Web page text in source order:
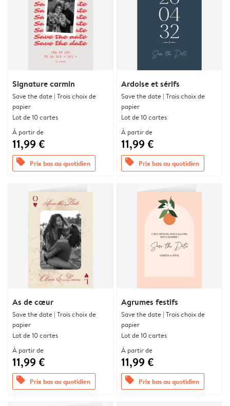
Signature carmin
Save the date | Trois choix de
papier
Lot de 10 cartes
À partir de
11,99 €
offers Prix bas au quotidien
Ardoise et sérifs
Save the date | Trois choix de
papier
Lot de 10 cartes
À partir de
11,99 €
offers Prix bas au quotidien
As de cœur
Save the date | Trois choix de
papier
Lot de 10 cartes
À partir de
11,99 €
offers Prix bas au quotidien
Agrumes festifs
Save the date | Trois choix de
papier
Lot de 10 cartes
À partir de
11,99 €
offers Prix bas au quotidien